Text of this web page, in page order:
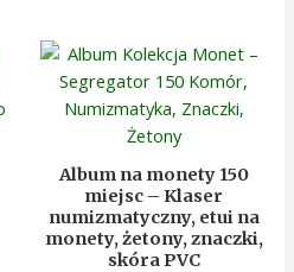
Album na monety 150
miejsc – Klaser
numizmatyczny, etui na
monety, żetony, znaczki,
skóra PVC